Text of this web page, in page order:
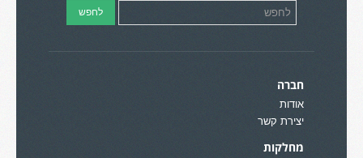
חברה
אודות
יצירת קשר
מחלקות